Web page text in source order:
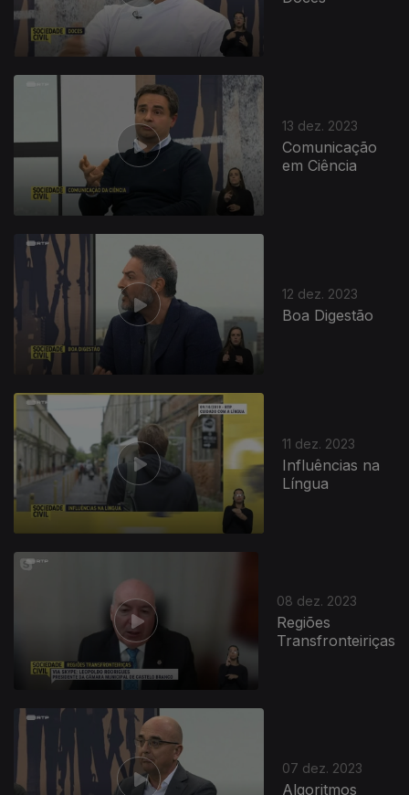
13 dez. 2023
Comunicação
em Ciência
12 dez. 2023
Boa Digestão
11 dez. 2023
Influências na
Língua
08 dez. 2023
Regiões
Transfronteiriças
07 dez. 2023
Algoritmos
733134